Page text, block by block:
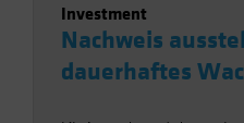
Investment
Nachweis
dauerhaftes